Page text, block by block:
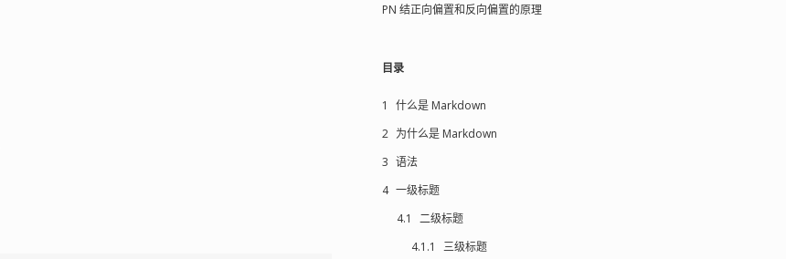
PN 结正向偏置和反向偏置的原理
目录
1
什么是 Markdown
2 为什么是 Markdown
3 语法
4 一级标题
4.1
二级标题
4.1.1
三级标题